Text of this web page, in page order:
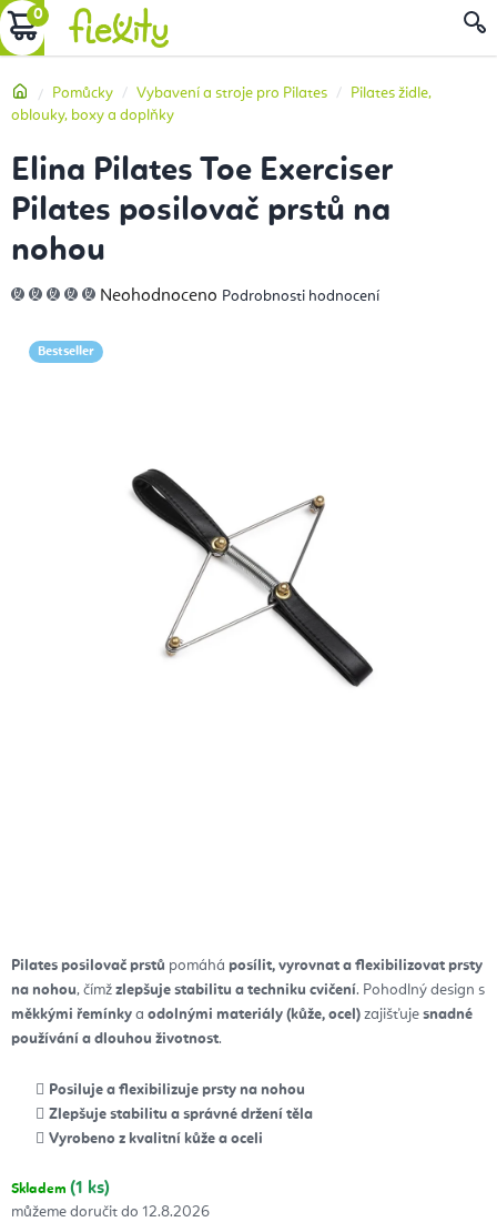
Přejít
na
NÁKUPNÍ
DomůPomůcky Vybavení a stroje pro Pilates
Pilates židle,
oblouky, boxy a doplňky
Pilates posilovač prstů pomáhá posílit, vyrovnat a flexibilizovat prsty
na nohou, čímž zlepšuje stabilitu a techniku ​​cvičení. Pohodlný design s
měkkými řemínky a odolnými materiály (kůže, ocel) zajišťuje snadné
používání a dlouhou životnost.
Posiluje a flexibilizuje prsty na nohou
Zlepšuje stabilitu a správné držení těla
Vyrobeno z kvalitní kůže a oceli
Skladem (1 ks)
12.8.2026
Elina Pilates Toe Exerciser
Pilates posilovač prstů na
nohou
Průměrné
hodnocení
0,0
z
Neohodnoceno Podrobnosti hodnocení
Bestseller